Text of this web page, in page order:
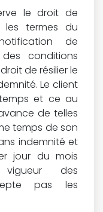
le droit de
termes du
de
conditions
de résilier le
Le client
et ce au
de telles
temps de son
indemnité et
jour du mois
des
pas les